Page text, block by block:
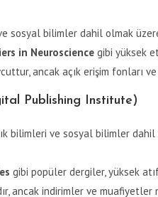
sosyal bilimler dahil olmak
in Neuroscience gibi yüksek
ancak açık erişim fonları
Publishing Institute)
bilimleri ve sosyal bilimler
gibi popüler dergiler, yüksek
ancak indirimler ve muafiyetler